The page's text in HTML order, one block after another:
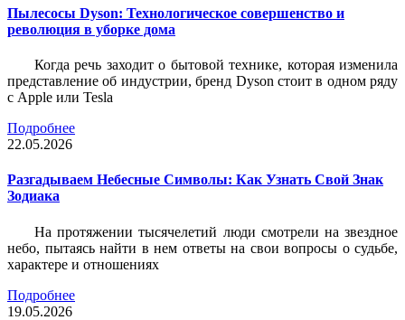
Пылесосы Dyson: Технологическое совершенство и
революция в уборке дома
Когда речь заходит о бытовой технике, которая изменила
представление об индустрии, бренд Dyson стоит в одном ряду
с Apple или Tesla
Подробнее
22.05.2026
Разгадываем Небесные Символы: Как Узнать Свой Знак
Зодиака
На протяжении тысячелетий люди смотрели на звездное
небо, пытаясь найти в нем ответы на свои вопросы о судьбе,
характере и отношениях
Подробнее
19.05.2026